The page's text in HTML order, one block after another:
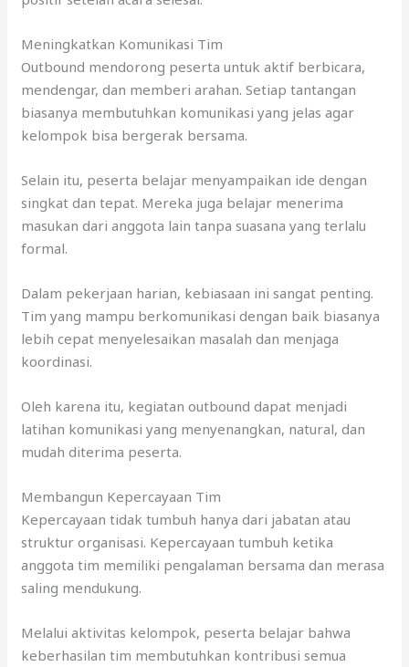
Meningkatkan Komunikasi Tim
Outbound mendorong peserta untuk aktif berbicara,
mendengar, dan memberi arahan. Setiap tantangan
biasanya membutuhkan komunikasi yang jelas agar
kelompok bisa bergerak bersama.
Selain itu, peserta belajar menyampaikan ide dengan
singkat dan tepat. Mereka juga belajar menerima
masukan dari anggota lain tanpa suasana yang terlalu
formal.
Dalam pekerjaan harian, kebiasaan ini sangat penting.
Tim yang mampu berkomunikasi dengan baik biasanya
lebih cepat menyelesaikan masalah dan menjaga
koordinasi.
Oleh karena itu, kegiatan outbound dapat menjadi
latihan komunikasi yang menyenangkan, natural, dan
mudah diterima peserta.
Membangun Kepercayaan Tim
Kepercayaan tidak tumbuh hanya dari jabatan atau
struktur organisasi. Kepercayaan tumbuh ketika
anggota tim memiliki pengalaman bersama dan merasa
saling mendukung.
Melalui aktivitas kelompok, peserta belajar bahwa
keberhasilan tim membutuhkan kontribusi semua